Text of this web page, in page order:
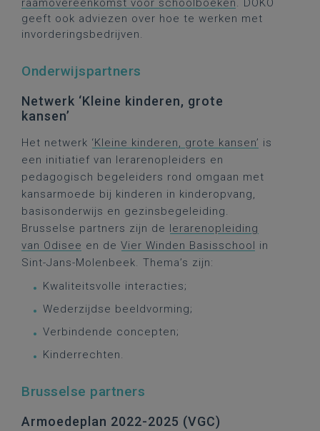
raamovereenkomst voor schoolboeken. DOKO
geeft ook adviezen over hoe te werken met
invorderingsbedrijven.
Onderwijspartners
Netwerk ‘Kleine kinderen, grote
kansen’
Het netwerk ‘Kleine kinderen, grote kansen’ is
een initiatief van lerarenopleiders en
pedagogisch begeleiders rond omgaan met
kansarmoede bij kinderen in kinderopvang,
basisonderwijs en gezinsbegeleiding.
Brusselse partners zijn de lerarenopleiding
van Odisee en de Vier Winden Basisschool in
Sint-Jans-Molenbeek. Thema’s zijn:
Kwaliteitsvolle interacties;
Wederzijdse beeldvorming;
Verbindende concepten;
Kinderrechten.
Brusselse partners
Armoedeplan 2022-2025 (VGC)